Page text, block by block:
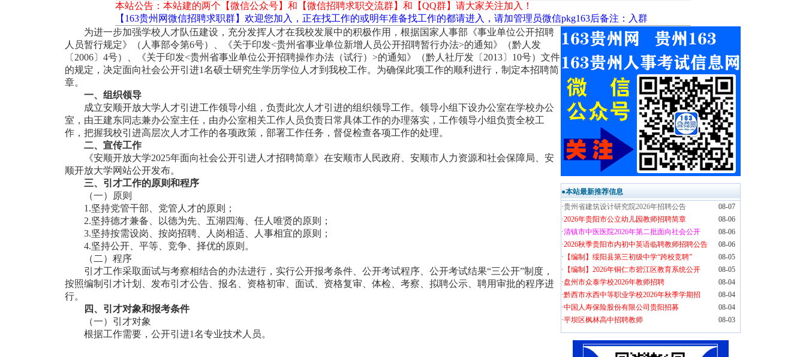
本站公告：本站建的两个【微信公众号】和【微信招聘求职交流群】和【QQ群】请大家关注加入！
【163贵州网微信招聘求职群】欢迎您加入，正在找工作的或明年准备找工作的都请进入，请加管理员微信pkg163后备注：入群
●本站最新推荐信息
·贵州省建筑设计研究院2026年招聘公告
08-07
·2026年贵阳市公立幼儿园教师招聘简章
08-06
·清镇市中医医院2026年第二批面向社会公开
08-06
·2026秋季贵阳市内初中英语临聘教师招聘公告
08-06
· 【编制】绥阳县第三初级中学“跨校竞聘”
08-05
· 【编制】2026年铜仁市碧江区教育系统公开
08-05
·盘州市众泰学校2026年教师招聘
08-04
·黔西市水西中等职业学校2026年秋季学期招
08-04
·中国人寿保险股份有限公司贵阳招募
08-04
·平坝区枫林高中招聘教师 08-03
为进一步加强学校人才队伍建设，充分发挥人才在我校发展中的积极作用，根据国家人事部《事业单位公开招聘
人员暂行规定》（人事部令第6号）、《关于印发<贵州省事业单位新增人员公开招聘暂行办法>的通知》（黔人发
〔2006〕4号）、《关于印发<贵州省事业单位公开招聘操作办法（试行）>的通知》（黔人社厅发〔2013〕10号）文件
的规定，决定面向社会公开引进1名硕士研究生学历学位人才到我校工作。为确保此项工作的顺利进行，制定本招聘简
章。
一、组织领导
成立安顺开放大学人才引进工作领导小组，负责此次人才引进的组织领导工作。领导小组下设办公室在学校办公
室，由王建东同志兼办公室主任，由办公室相关工作人员负责日常具体工作的办理落实，工作领导小组负责全校工
作，把握我校引进高层次人才工作的各项政策，部署工作任务，督促检查各项工作的处理。
二、宣传工作
《安顺开放大学2025年面向社会公开引进人才招聘简章》在安顺市人民政府、安顺市人力资源和社会保障局、安
顺开放大学网站公开发布。
三、引才工作的原则和程序
（一）原则
1.坚持党管干部、党管人才的原则；
2.坚持德才兼备、以德为先、五湖四海、任人唯贤的原则；
3.坚持按需设岗、按岗招聘、人岗相适、人事相宜的原则；
4.坚持公开、平等、竞争、择优的原则。
（二）程序
引才工作采取面试与考察相结合的办法进行，实行公开报考条件、公开考试程序、公开考试结果“三公开”制度，
按照编制引才计划、发布引才公告、报名、资格初审、面试、资格复审、体检、考察、拟聘公示、聘用审批的程序进
行。
四、引才对象和报考条件
（一）引才对象
根据工作需要，公开引进1名专业技术人员。